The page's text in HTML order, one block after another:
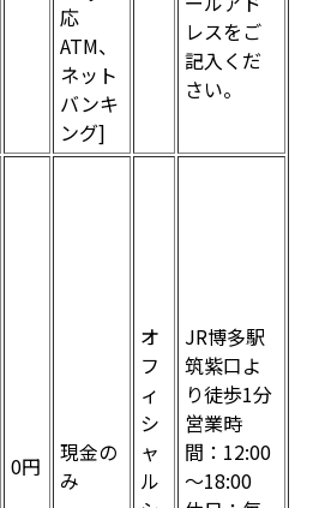
応
ATM、
ネット
バンキ
ング]
レスをご
記入くだ
さい。
0円
現金の
み
オ
フ
ィ
シ
ャ
ル
JR博多駅
筑紫口よ
り徒歩1分
営業時
間：12:00
～18:00